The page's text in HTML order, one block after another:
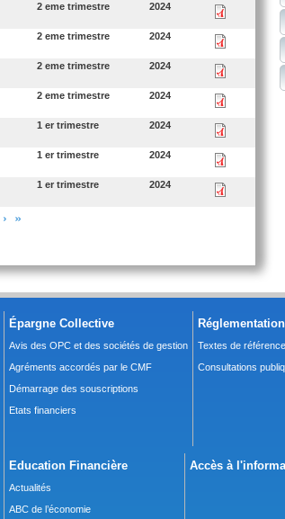
2 eme trimestre 2024
2 eme trimestre 2024
2 eme trimestre 2024
2 eme trimestre 2024
1 er trimestre 2024
1 er trimestre 2024
1 er trimestre 2024
› »
Épargne Collective
Avis des OPC et des sociétés de gestion
Agréments accordés par le CMF
Démarrage des souscriptions
Etats financiers
Réglementation
Textes de
Consultations
Education Financière
Actualités
ABC de l’économie
Accès à